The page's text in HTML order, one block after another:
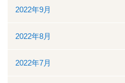
2022年9月
2022年8月
2022年7月